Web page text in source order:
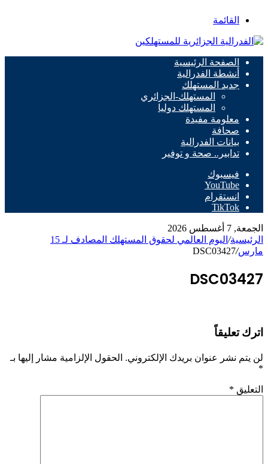
القائمة
الصفحة الرئيسية
أنشطة الفدرالية
جديد المستهلك
المستهلك-الجزائري
المستهلك دوليا
معلومة مفيدة
صحافة
بيانات الفدرالية
تدابير.. صحة و توفير
فيسبوك
‫YouTube
انستقرام
‫TikTok
الجمعة, 7 أغسطس 2026
الرئيسية/
اليوم العالمي لحقوق المستهلك المصادف لـ 15
مارس/
DSC03427
DSC03427
اترك تعليقاً
لن يتم نشر عنوان بريدك الإلكتروني. الحقول الإلزامية مشار إليها بـ
*
التعليق *